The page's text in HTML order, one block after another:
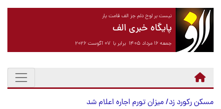
نیست بر لوح دلم جز الف قامت یار
پایگاه خبری الف
جمعه ۱۶ مرداد ۱۴۰۵ برابر با ۰۷ آگوست ۲۰۲۶
مسکن رکورد زد/ میزان تورم اجاره اعلام شد